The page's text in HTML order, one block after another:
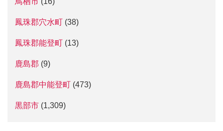
鳳珠郡穴水町 (38)
鳳珠郡能登町 (13)
鹿島郡 (9)
鹿島郡中能登町 (473)
黒部市 (1,309)